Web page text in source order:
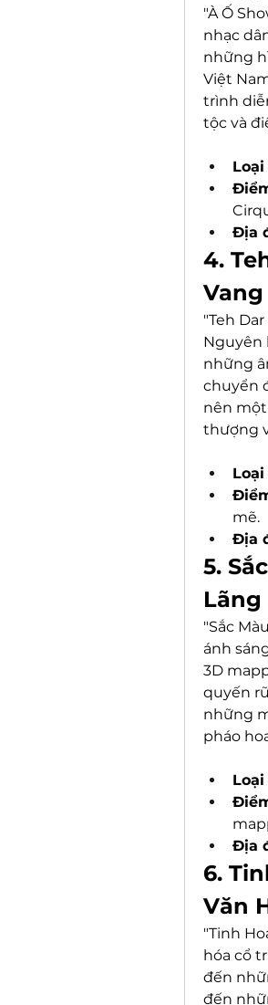
"À Ố
nhạc
những
Việt
trình
tộc và
Địa
4.
Vang
"Teh
Nguyên
những
chuyển
nên
thượng
mẽ.
Địa
5.
Lãng
"Sắc
ánh
3D
quyến
những
pháo
Địa
6.
Văn
"Tinh
hóa cổ
đến
đến